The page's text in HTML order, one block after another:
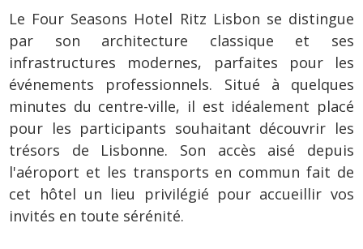
Le Four Seasons Hotel Ritz Lisbon se distingue
par son architecture classique et ses
infrastructures modernes, parfaites pour les
événements professionnels. Situé à quelques
minutes du centre-ville, il est idéalement placé
pour les participants souhaitant découvrir les
trésors de Lisbonne. Son accès aisé depuis
l'aéroport et les transports en commun fait de
cet hôtel un lieu privilégié pour accueillir vos
invités en toute sérénité.